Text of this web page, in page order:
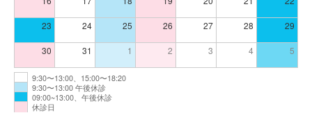
23 24 25 26 27 28 29
30 31 1 2 3 4 5
9:30〜13:00、15:00〜18:20
9:30〜13:00 午後休診
09:00~13:00、午後休診
休診日